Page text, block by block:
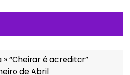
»“Cheirar é acreditar”
de Abril